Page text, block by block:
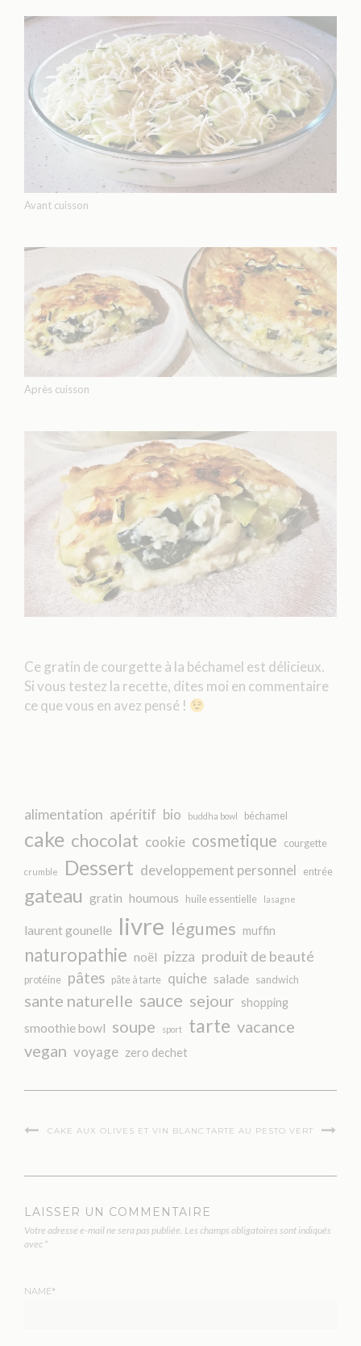
Avant cuisson
Après cuisson
Ce gratin de courgette à la béchamel est délicieux.
Si vous testez la recette, dites moi en commentaire
ce que vous en avez pensé !
alimentation apéritif bio buddha bowl béchamel
cake chocolat cookie cosmetique courgette
crumble Dessert developpement personnel entrée
gateau gratin houmous huile essentielle lasagne
laurent gounelle livre légumes muffin
naturopathie noël pizza produit de beauté
protéine pâtes pâte à tarte quiche salade sandwich
sante naturelle sauce sejour shopping
smoothie bowl soupe sport tarte vacance
vegan voyage zero dechet
CAKE AUX OLIVES ET VIN BLANC TARTE AU PESTO VERT
LAISSER UN COMMENTAIRE
Votre adresse e-mail ne sera pas publiée. Les champs obligatoires sont indiqués
avec *
NAME*